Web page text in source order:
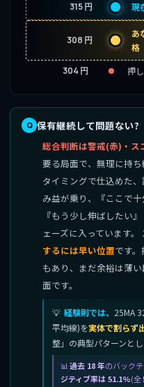
315 円 現
308 円
あ
格
304 円 押
保有継続して問題ない?
総合判断は警戒(赤)・ス
要る局面で、無理に持
タイミングで仕込めた
み益が乗り、『ここで
『もう少し伸ばしたい
ェーズに入っています。
するには早い位置です
もあり、まだ余裕は薄
面です。
経験則では、 25MA
平均線)を実体で割らず
整」の典型パターンとし
過去 18 年のバック
ジティブ率は 51.1%(全